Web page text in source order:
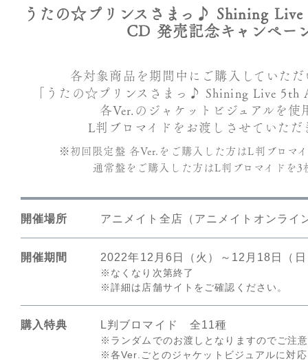
うたの☆プリンスさまっ♪ Shining Live
CD 発売記念キャンペー
各対象商品を期間中にご購入していた
「うたの☆プリンスさまっ♪ Shining Live 5th
各Ver.のジャケットビジュアルを使
L判ブロマイドをお渡しさせていただ
※初回限定盤 各Ver.をご購入した方はL判ブロマ
通常盤をご購入した方はL判ブロマイドを3
開催場所 アニメイト全店（アニメイトオンライ
開催期間 2022年12月6日（火）～12月18日（
※なくなり次第終了
※詳細は店舗サイトをご確認ください。
購入特典 L判ブロマイド 全11種
※ランダムでのお渡しとなりますのでご注
※各Ver.ごとのジャケットビジュアルに対